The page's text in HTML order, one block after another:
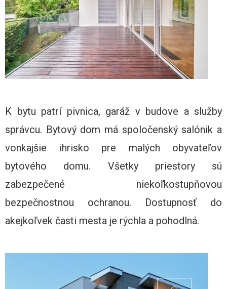
K bytu patrí pivnica, garáž v budove a služby
správcu. Bytový dom má spoločenský salónik a
vonkajšie ihrisko pre malých obyvateľov
bytového domu. Všetky priestory sú
zabezpečené niekoľkostupňovou
bezpečnostnou ochranou. Dostupnosť do
akejkoľvek časti mesta je rýchla a pohodlná.